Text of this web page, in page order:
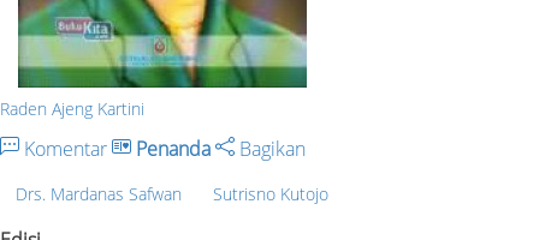
Raden Ajeng Kartini
Komentar Penanda Bagikan
Drs. Mardanas Safwan Sutrisno Kutojo